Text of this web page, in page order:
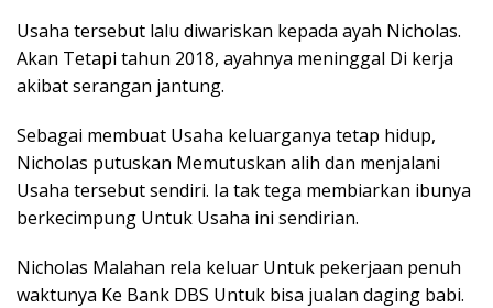
Usaha tersebut lalu diwariskan kepada ayah Nicholas.
Akan Tetapi tahun 2018, ayahnya meninggal Di kerja
akibat serangan jantung.
Sebagai membuat Usaha keluarganya tetap hidup,
Nicholas putuskan Memutuskan alih dan menjalani
Usaha tersebut sendiri. Ia tak tega membiarkan ibunya
berkecimpung Untuk Usaha ini sendirian.
Nicholas Malahan rela keluar Untuk pekerjaan penuh
waktunya Ke Bank DBS Untuk bisa jualan daging babi.